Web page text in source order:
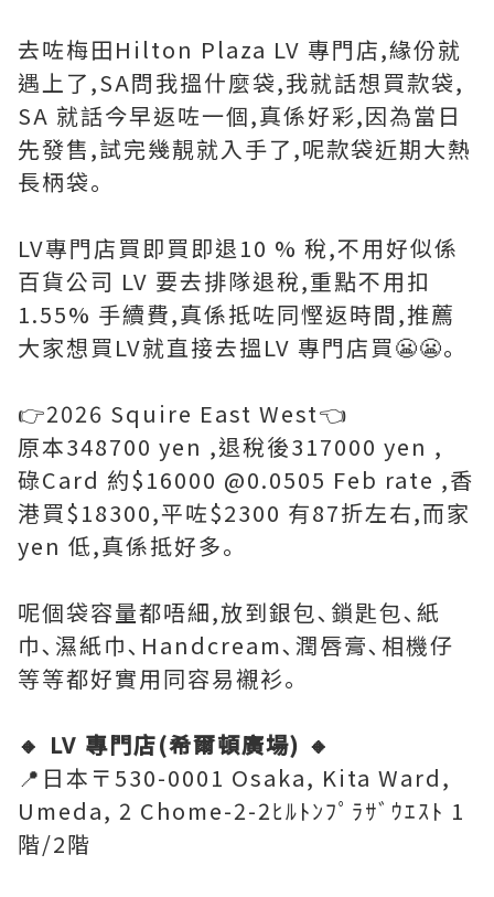
去咗梅田Hilton Plaza LV 專門店,緣份就
遇上了,SA問我搵什麼袋,我就話想買款袋,
SA 就話今早返咗一個,真係好彩,因為當日
先發售,試完幾靚就入手了,呢款袋近期大熱
長柄袋｡
LV專門店買即買即退10 % 稅,不用好似係
百貨公司 LV 要去排隊退稅,重點不用扣
1.55% 手續費,真係抵咗同慳返時間,推薦
大家想買LV就直接去搵LV 專門店買😬😬｡
👉2026 Squire East West👈
原本348700 yen ,退稅後317000 yen ,
碌Card 約$16000 @0.0505 Feb rate ,香
港買$18300,平咗$2300 有87折左右,而家
yen 低,真係抵好多｡
呢個袋容量都唔細,放到銀包､鎖匙包､紙
巾､濕紙巾､Handcream､潤唇膏､相機仔
等等都好實用同容易襯衫｡
🔸 LV 專門店(希爾頓廣場) 🔸
📍日本〒530-0001 Osaka, Kita Ward,
Umeda, 2 Chome-2-2ﾋﾙﾄﾝﾌﾟﾗｻﾞｳｴｽﾄ 1
階/2階